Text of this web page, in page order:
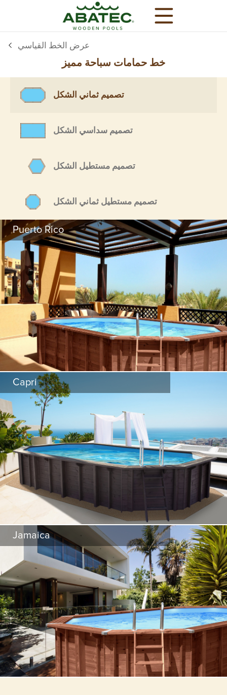
سحر الخشب التعليمات
عرض الخط القياسي
خط حمامات سباحة مميز
تصميم ثماني الشكل
تصميم سداسي الشكل
تصميم مستطيل الشكل
تصميم مستطيل ثماني الشكل
Puerto Rico
Capri
Jamaica
كل ما تحتاجه، يأتي في الشكل
جميع حمامات السباحة المقدمة من Abatec تأتي مع
جميع المعدات الضرورية للبناء والتشغيل – بدءًا من
السلالم وحتى أجهزة تنقية المياه. وكل ذلك يأتي
مُتضمن في السعر!
تعليمات تجميع مفصلة
سلم داخلي من الفولاذ المقاوم للصدأ
سلالم خارجية قابلة للإنفصال